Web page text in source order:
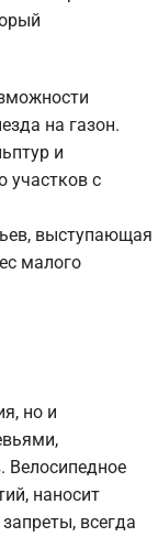
на газон.
и
участков с
выступающая
малого
но и
Велосипедное
наносит
всегда